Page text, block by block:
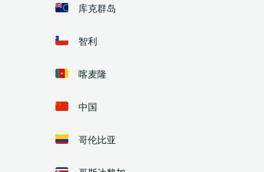
库克群岛
智利
喀麦隆
中国
哥伦比亚